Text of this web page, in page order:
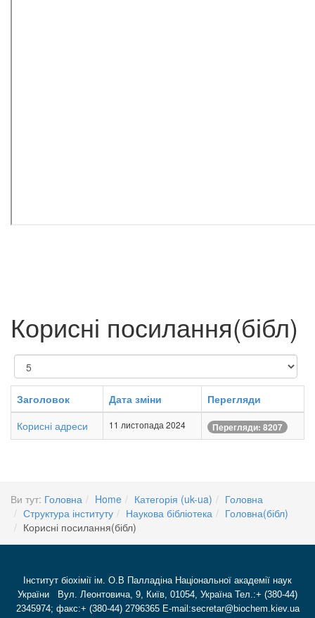
Корисні посилання(бібл)
Показувати
Заголовок Дата зміни
Перегляди
Корисні адреси
11 листопада 2024 Перегляди: 8207
Ви тут: Головна Home Категорія (uk-ua)
Головна
Структура інституту
Наукова бібліотека
Головна(бібл)
Корисні посилання(бібл)
Інститут біохімії ім. О.В Палладіна Національної академії наук
України Вул. Леонтовича, 9, Київ, 01054, Україна Тел.:+ (380-44)
2345974; факс:+ (380-44) 2796365 E-mail:secretar@biochem.kiev.ua